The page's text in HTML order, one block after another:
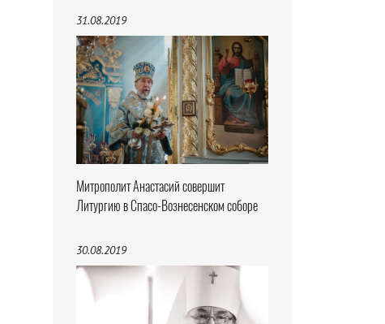
31.08.2019
Митрополит Анастасий совершит
Литургию в Спасо-Вознесенском соборе
30.08.2019